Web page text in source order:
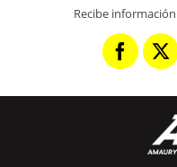
Recibe